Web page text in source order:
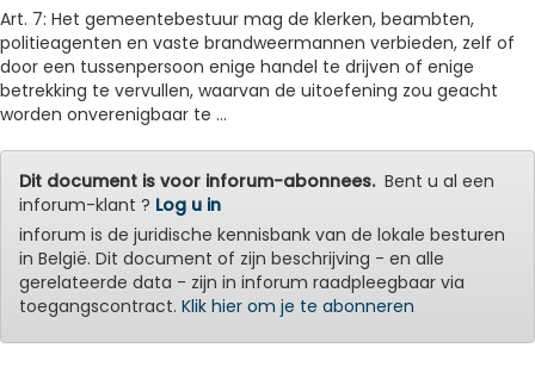
Art. 7: Het gemeentebestuur mag de klerken, beambten,
politieagenten en vaste brandweermannen verbieden, zelf of
door een tussenpersoon enige handel te drijven of enige
betrekking te vervullen, waarvan de uitoefening zou geacht
worden onverenigbaar te ...
Dit document is voor inforum-abonnees.Bent u al een
inforum-klant ? Log u in
inforum is de juridische kennisbank van de lokale besturen
in België. Dit document of zijn beschrijving - en alle
gerelateerde data - zijn in inforum raadpleegbaar via
toegangscontract. Klik hier om je te abonneren